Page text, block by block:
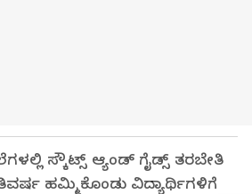
ಸ್ಕೌಟ್ಸ್ ಆ್ಯಂಡ್ ಗೈಡ್ಸ್ ತರಬೇತಿ
ಹಮ್ಮಿಕೊಂಡು ವಿದ್ಯಾರ್ಥಿಗಳಿಗೆ